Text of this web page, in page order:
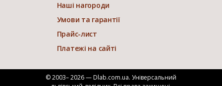
Наші нагороди
Умови та гарантії
Прайс-лист
Платежі на сайті
© 2003– 2026 — Dlab.com.ua. Універсальний